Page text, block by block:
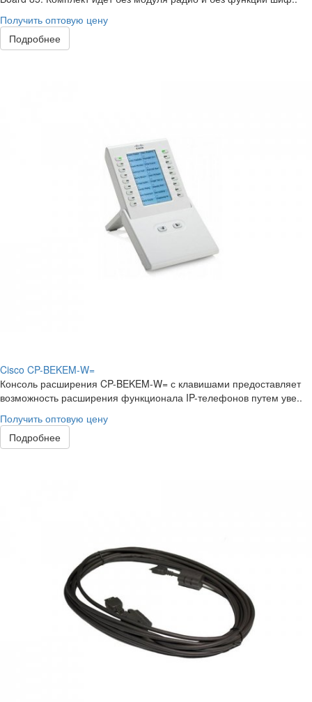
Получить оптовую цену
Подробнее
Cisco CP-BEKEM-W=
Консоль расширения CP-BEKEM-W= с клавишами предоставляет
возможность расширения функционала IP-телефонов путем уве..
Получить оптовую цену
Подробнее